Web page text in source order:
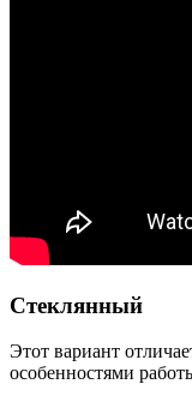
Стеклянный
Этот вариант
особенностями